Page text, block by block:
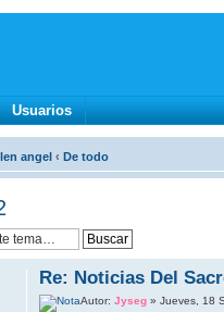
Usuarios
angel ‹ De todo
Re: Noticias Del
Autor:Jyseg » Jueves, 18